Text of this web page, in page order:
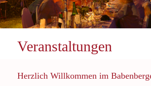
Veranstaltungen
Herzlich Willkommen im